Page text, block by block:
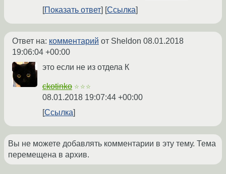
Показать ответ Ссылка
Ответ на: комментарий от Sheldon 08.01.2018
19:06:04 +00:00
это если не из отдела К
ckotinko ☆☆☆
08.01.2018 19:07:44 +00:00
Ссылка
Вы не можете добавлять комментарии в эту тему. Тема
перемещена в архив.